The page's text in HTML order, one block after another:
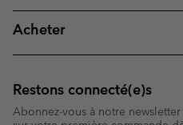
Acheter
Restons connecté(e)s
Abonnez-vous à notre